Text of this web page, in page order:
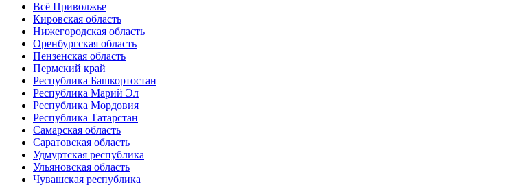
Всё Приволжье
Кировская область
Нижегородская область
Оренбургская область
Пензенская область
Пермский край
Республика Башкортостан
Республика Марий Эл
Республика Мордовия
Республика Татарстан
Самарская область
Саратовская область
Удмуртская республика
Ульяновская область
Чувашская республика